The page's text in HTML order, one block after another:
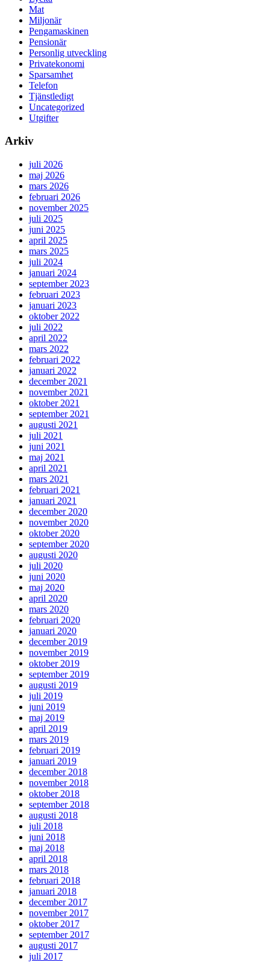
Mat
Miljonär
Pengamaskinen
Pensionär
Personlig utveckling
Privatekonomi
Sparsamhet
Telefon
Tjänstledigt
Uncategorized
Utgifter
Arkiv
juli 2026
maj 2026
mars 2026
februari 2026
november 2025
juli 2025
juni 2025
april 2025
mars 2025
juli 2024
januari 2024
september 2023
februari 2023
januari 2023
oktober 2022
juli 2022
april 2022
mars 2022
februari 2022
januari 2022
december 2021
november 2021
oktober 2021
september 2021
augusti 2021
juli 2021
juni 2021
maj 2021
april 2021
mars 2021
februari 2021
januari 2021
december 2020
november 2020
oktober 2020
september 2020
augusti 2020
juli 2020
juni 2020
maj 2020
april 2020
mars 2020
februari 2020
januari 2020
december 2019
november 2019
oktober 2019
september 2019
augusti 2019
juli 2019
juni 2019
maj 2019
april 2019
mars 2019
februari 2019
januari 2019
december 2018
november 2018
oktober 2018
september 2018
augusti 2018
juli 2018
juni 2018
maj 2018
april 2018
mars 2018
februari 2018
januari 2018
december 2017
november 2017
oktober 2017
september 2017
augusti 2017
juli 2017